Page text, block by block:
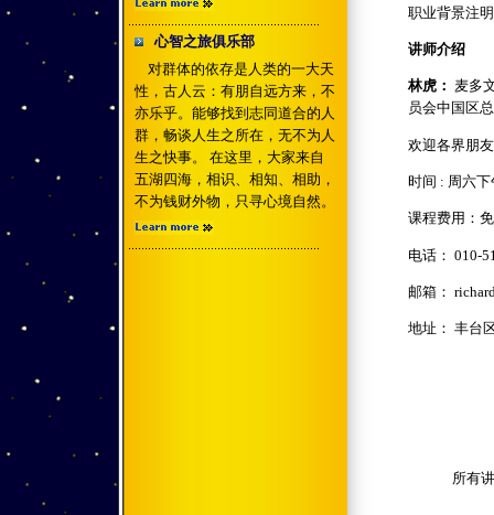
心智之旅俱乐部
对群体的依存是人类的一大天
性，古人云：有朋自远方来，不
亦乐乎。能够找到志同道合的人
群，畅谈人生之所在，无不为人
生之快事。 在这里，大家来自
五湖四海，相识、相知、相助，
不为钱财外物，只寻心境自然。
职业背景注
讲师介绍
林虎： 麦多
员会中国区
欢迎各界朋
时间 : 周六下
课程费用：
电话： 010-
邮箱：
地址： 丰台
所有